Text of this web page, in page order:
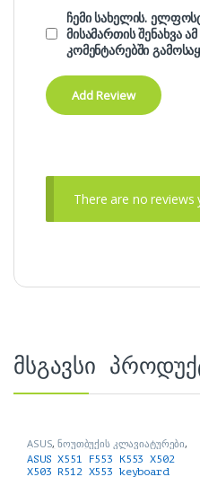
ჩემი სახელის.
მისამართის შენახვა
კომენტარებში
There are no reviews
მსგავსი
ASUS,ნოუთბუქის კლავიატურები,
ნოუთბუქის ნაწილები და
აქსესუარები
ASUS X551 F553 K553 X502
X503 R512 X553 keyboard